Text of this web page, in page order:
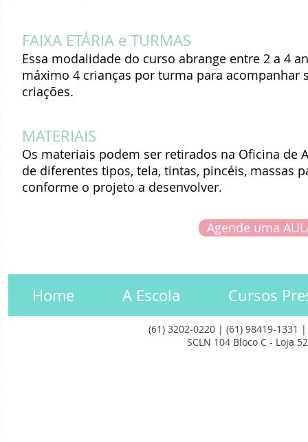
FAIXA ETÁRIA e TURMAS
Essa modalidade do curso abrange entre 2 a 4
máximo 4 crianças por turma para
criações.
MATERIAIS
Os materiais podem ser retirados na Oficina de
de diferentes tipos, tela, tintas, pincéis, massas
conforme o projeto a desenvolver.
Agende uma
Home A Escola Cursos
(61) 3202-0220 | (61) 98419-1331
SCLN 104 Bloco C - Loja